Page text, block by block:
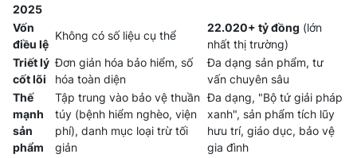
2025
Vốn
điều lệ
Không có số liệu cụ thể
22.020+ tỷ đồng (lớn
nhất thị trường)
Triết lý
cốt lõi
Đơn giản hóa bảo hiểm, số
hóa toàn diện
Đa dạng sản phẩm, tư
vấn chuyên sâu
Thế
mạnh
sản
phẩm
Tập trung vào bảo vệ thuần
túy (bệnh hiểm nghèo, viện
phí), danh mục loại trừ tối
giản
Đa dạng, "Bộ tứ giải pháp
xanh", sản phẩm tích lũy
hưu trí, giáo dục, bảo vệ
gia đình